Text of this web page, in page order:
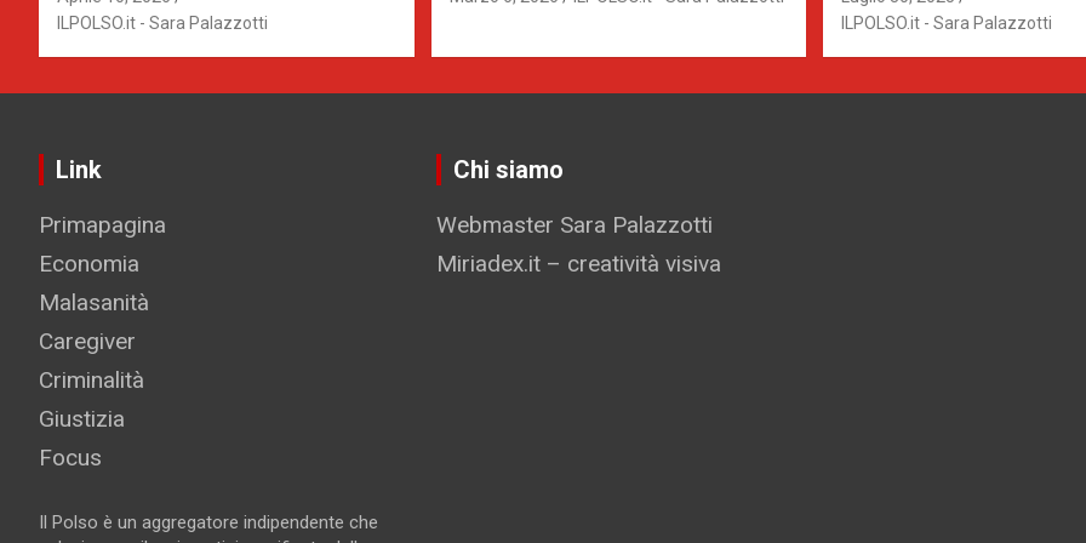
TUTTO IL PAESE
ILPOLSO.it - Sara Palazzotti
ILPOLSO.it - Sara Palazzotti
Link
Primapagina
Economia
Malasanità
Caregiver
Criminalità
Giustizia
Focus
Il Polso è un aggregatore indipendente che
Chi siamo
Webmaster Sara Palazzotti
Miriadex.it – creatività visiva